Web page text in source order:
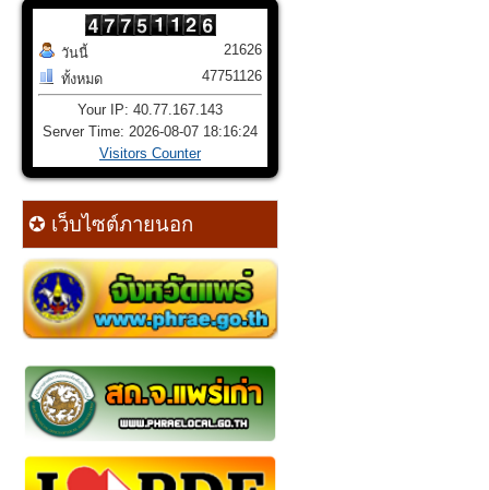
วันนี้
ทั้งหมด
21626
47751126
Your IP: 40.77.167.143
Server Time: 2026-08-07 18:16:24
Visitors Counter
✪ เว็บไซต์ภายนอก